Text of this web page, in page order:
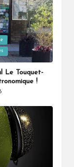
Le Touquet-
!